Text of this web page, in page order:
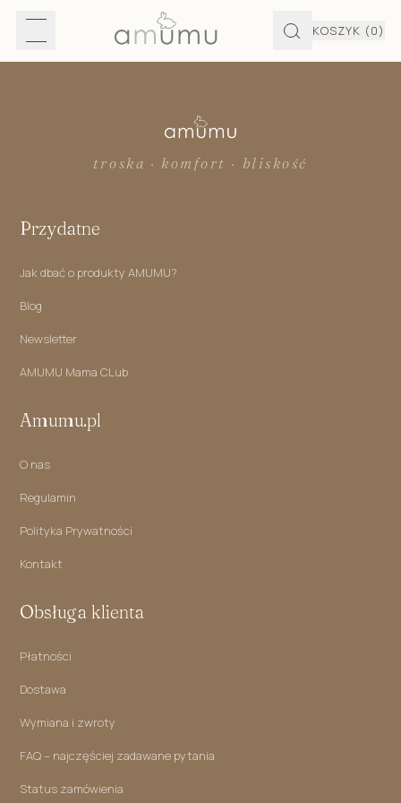
KOSZYK (0)
troska · komfort · bliskość
Przydatne
Jak dbać o produkty AMUMU?
Blog
Newsletter
AMUMU Mama CLub
Amumu.pl
O nas
Regulamin
Polityka Prywatności
Kontakt
Obsługa klienta
Płatności
Dostawa
Wymiana i zwroty
FAQ – najczęściej zadawane pytania
Status zamówienia